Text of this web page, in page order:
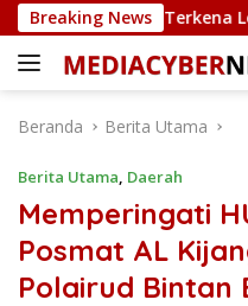
Langsung
ke
konten
Breaking News
Rusak Terkena Lemparan
Beranda Berita Utama
Berita Utama, Daerah
Memperingati
Posmat AL
Polairud Bintan